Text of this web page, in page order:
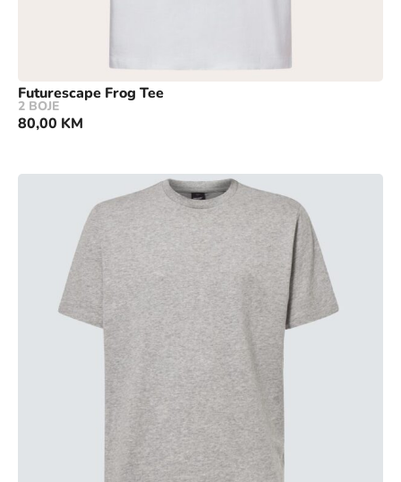
Futurescape Frog Tee
2 BOJE
80,00 KM